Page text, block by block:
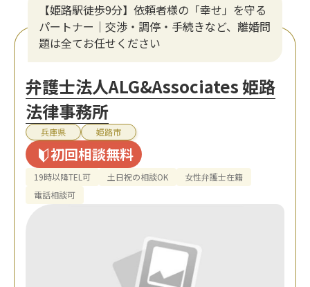
【姫路駅徒歩9分】依頼者様の「幸せ」を守る
パートナー｜交渉・調停・手続きなど、離婚問
題は全てお任せください
弁護士法人ALG&Associates 姫路
法律事務所
兵庫県 姫路市
初回相談無料
19時以降TEL可 土日祝の相談OK
女性弁護士在籍
電話相談可